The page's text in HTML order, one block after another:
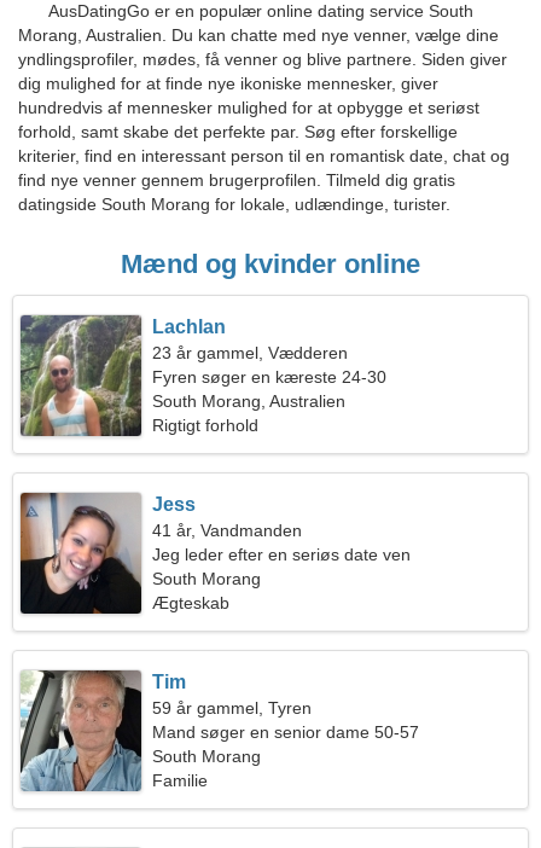
AusDatingGo er en populær online dating service South
Morang, Australien. Du kan chatte med nye venner, vælge dine
yndlingsprofiler, mødes, få venner og blive partnere. Siden giver
dig mulighed for at finde nye ikoniske mennesker, giver
hundredvis af mennesker mulighed for at opbygge et seriøst
forhold, samt skabe det perfekte par. Søg efter forskellige
kriterier, find en interessant person til en romantisk date, chat og
find nye venner gennem brugerprofilen. Tilmeld dig gratis
datingside South Morang for lokale, udlændinge, turister.
Mænd og kvinder online
Lachlan
23 år gammel, Vædderen
Fyren søger en kæreste 24-30
South Morang, Australien
Rigtigt forhold
Jess
41 år, Vandmanden
Jeg leder efter en seriøs date ven
South Morang
Ægteskab
Tim
59 år gammel, Tyren
Mand søger en senior dame 50-57
South Morang
Familie